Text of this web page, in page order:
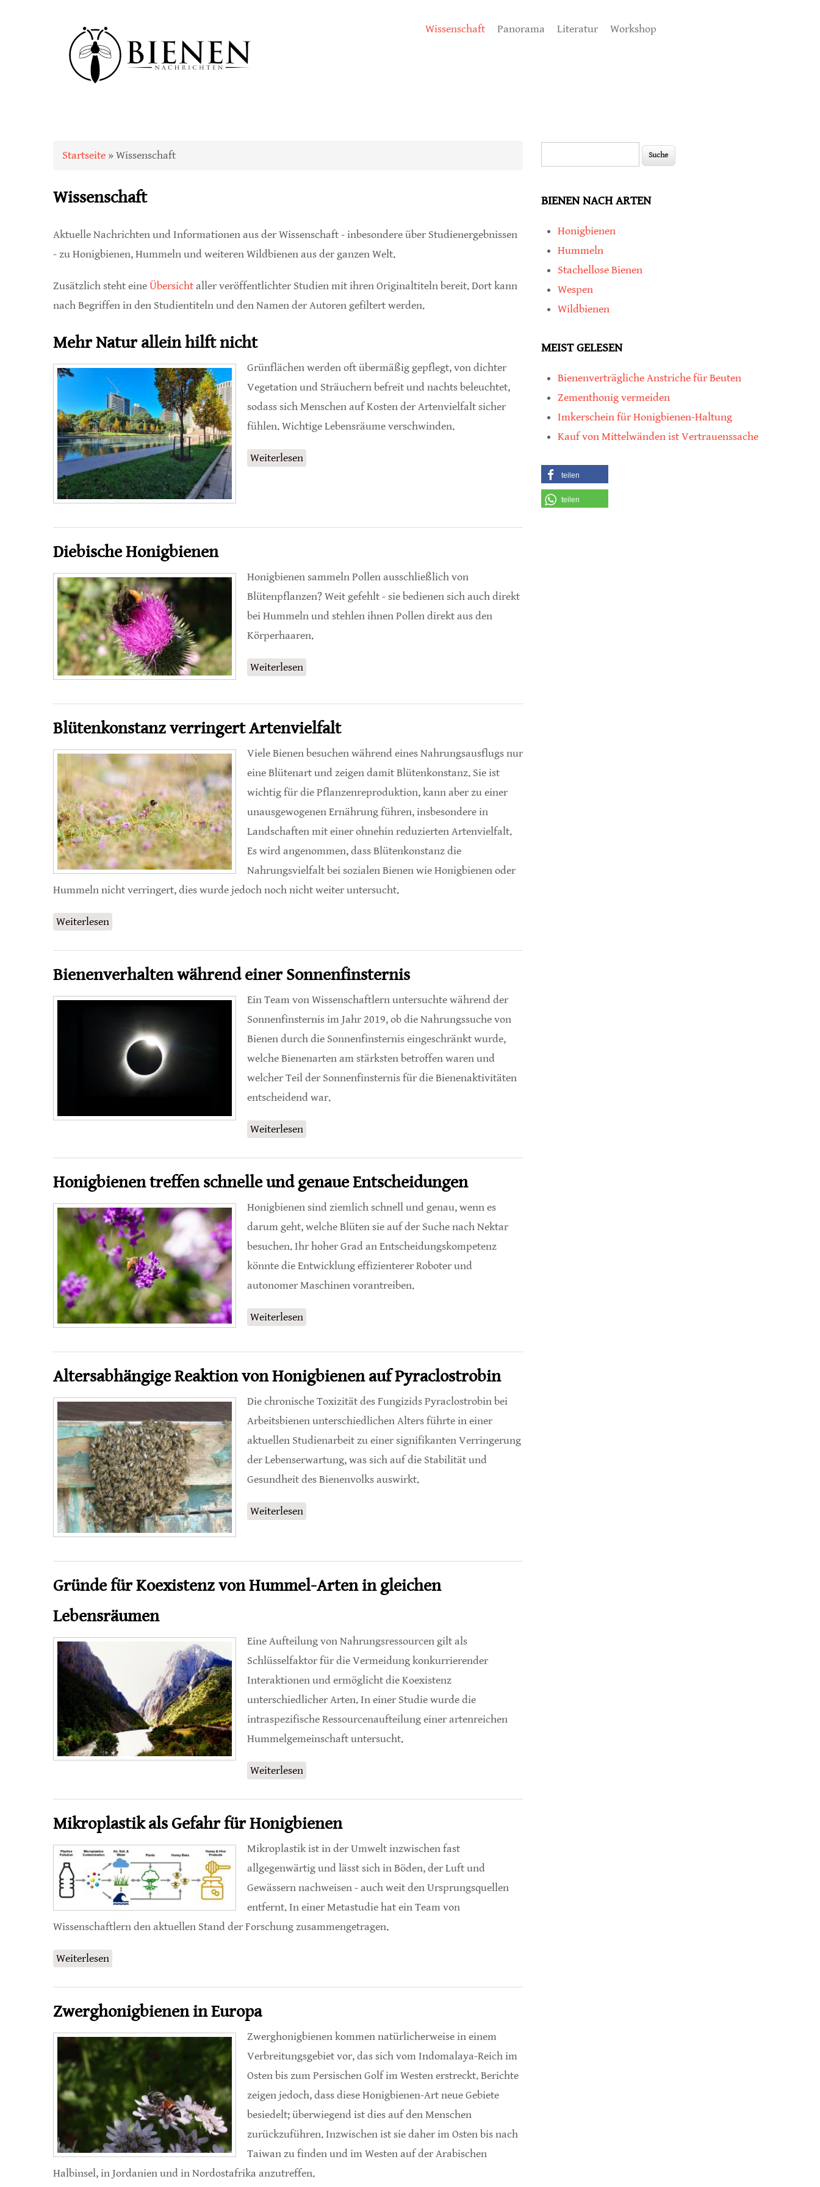
Wissenschaft Panorama Literatur Workshop
Sie sind hier
Startseite » Wissenschaft
Wissenschaft
Aktuelle Nachrichten und Informationen aus der Wissenschaft - inbesondere über Studienergebnissen
- zu Honigbienen, Hummeln und weiteren Wildbienen aus der ganzen Welt.
Zusätzlich steht eineÜbersichtaller veröffentlichter Studien mit ihren Originaltiteln bereit. Dort kann
nach Begriffen in den Studientiteln und den Namen der Autoren gefiltert werden.
Mehr Natur allein hilft nicht
Grünflächen werden oft übermäßig gepflegt, von dichter
Vegetation und Sträuchern befreit und nachts beleuchtet,
sodass sich Menschen auf Kosten der Artenvielfalt sicher
fühlen. Wichtige Lebensräume verschwinden.
Weiterlesen
Diebische Honigbienen
Honigbienen sammeln Pollen ausschließlich von
Blütenpflanzen? Weit gefehlt - sie bedienen sich auch direkt
bei Hummeln und stehlen ihnen Pollen direkt aus den
Körperhaaren.
Weiterlesen
Blütenkonstanz verringert Artenvielfalt
Viele Bienen besuchen während eines Nahrungsausflugs nur
eine Blütenart und zeigen damit Blütenkonstanz. Sie ist
wichtig für die Pflanzenreproduktion, kann aber zu einer
unausgewogenen Ernährung führen, insbesondere in
Landschaften mit einer ohnehin reduzierten Artenvielfalt.
Es wird angenommen, dass Blütenkonstanz die
Nahrungsvielfalt bei sozialen Bienen wie Honigbienen oder
Hummeln nicht verringert, dies wurde jedoch noch nicht weiter untersucht.
Weiterlesen
Bienenverhalten während einer Sonnenfinsternis
Ein Team von Wissenschaftlern untersuchte während der
Sonnenfinsternis im Jahr 2019, ob die Nahrungssuche von
Bienen durch die Sonnenfinsternis eingeschränkt wurde,
welche Bienenarten am stärksten betroffen waren und
welcher Teil der Sonnenfinsternis für die Bienenaktivitäten
entscheidend war.
Weiterlesen
Honigbienen treffen schnelle und genaue Entscheidungen
Honigbienen sind ziemlich schnell und genau, wenn es
darum geht, welche Blüten sie auf der Suche nach Nektar
besuchen. Ihr hoher Grad an Entscheidungskompetenz
könnte die Entwicklung effizienterer Roboter und
autonomer Maschinen vorantreiben.
Weiterlesen
Altersabhängige Reaktion von Honigbienen auf Pyraclostrobin
Die chronische Toxizität des Fungizids Pyraclostrobin bei
Arbeitsbienen unterschiedlichen Alters führte in einer
aktuellen Studienarbeit zu einer signifikanten Verringerung
der Lebenserwartung, was sich auf die Stabilität und
Gesundheit des Bienenvolks auswirkt.
Weiterlesen
Gründe für Koexistenz von Hummel-Arten in gleichen
Lebensräumen
Eine Aufteilung von Nahrungsressourcen gilt als
Schlüsselfaktor für die Vermeidung konkurrierender
Interaktionen und ermöglicht die Koexistenz
unterschiedlicher Arten. In einer Studie wurde die
intraspezifische Ressourcenaufteilung einer artenreichen
Hummelgemeinschaft untersucht.
Weiterlesen
Mikroplastik als Gefahr für Honigbienen
Mikroplastik ist in der Umwelt inzwischen fast
allgegenwärtig und lässt sich in Böden, der Luft und
Gewässern nachweisen - auch weit den Ursprungsquellen
entfernt. In einer Metastudie hat ein Team von
Wissenschaftlern den aktuellen Stand der Forschung zusammengetragen.
Weiterlesen
Zwerghonigbienen in Europa
Zwerghonigbienen kommen natürlicherweise in einem
Verbreitungsgebiet vor, das sich vom Indomalaya-Reich im
Osten bis zum Persischen Golf im Westen erstreckt. Berichte
zeigen jedoch, dass diese Honigbienen-Art neue Gebiete
besiedelt; überwiegend ist dies auf den Menschen
zurückzuführen. Inzwischen ist sie daher im Osten bis nach
Taiwan zu finden und im Westen auf der Arabischen
Halbinsel, in Jordanien und in Nordostafrika anzutreffen.
BIENEN NACH ARTEN
Honigbienen
Hummeln
Stachellose Bienen
Wespen
Wildbienen
MEIST GELESEN
Bienenverträgliche Anstriche für Beuten
Zementhonig vermeiden
Imkerschein für Honigbienen-Haltung
Kauf von Mittelwänden ist Vertrauenssache
teilen
teilen